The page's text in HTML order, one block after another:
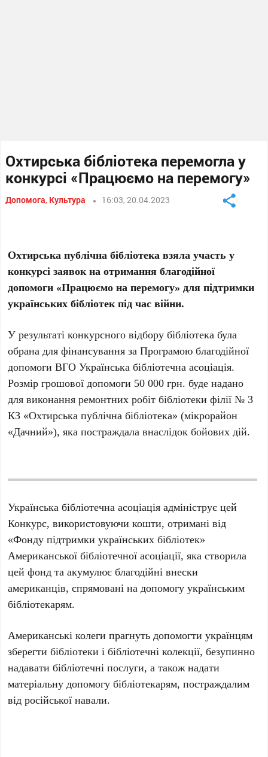
Охтирська бібліотека перемогла у
конкурсі «Працюємо на перемогу»
Допомога, Культура 16:03, 20.04.2023
Охтирська публічна бібліотека взяла участь у
конкурсі заявок на отримання благодійної
допомоги «Працюємо на перемогу» для підтримки
українських бібліотек під час війни.
У результаті конкурсного відбору бібліотека була
обрана для фінансування за Програмою благодійної
допомоги ВГО Українська бібліотечна асоціація.
Розмір грошової допомоги 50 000 грн. буде надано
для виконання ремонтних робіт бібліотеки філії № 3
КЗ «Охтирська публічна бібліотека» (мікрорайон
«Дачний»), яка постраждала внаслідок бойових дій.
Українська бібліотечна асоціація адмініструє цей
Конкурс, використовуючи кошти, отримані від
«Фонду підтримки українських бібліотек»
Американської бібліотечної асоціації, яка створила
цей фонд та акумулює благодійні внески
американців, спрямовані на допомогу українським
бібліотекарям.
Американські колеги прагнуть допомогти українцям
зберегти бібліотеки і бібліотечні колекції, безупинно
надавати бібліотечні послуги, а також надати
матеріальну допомогу бібліотекарям, постраждалим
від російської навали.